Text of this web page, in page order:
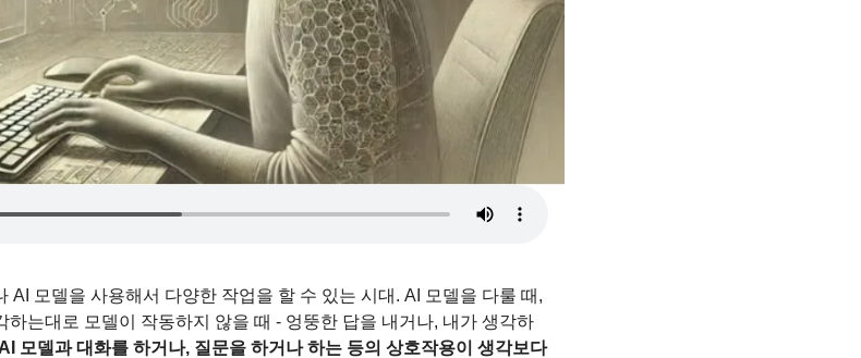
AI 모델을 사용해서 다양한 작업을 할 수 있는 시대. AI 모델을 다룰 때,
는대로 모델이 작동하지 않을 때 - 엉뚱한 답을 내거나, 내가 생각하
AI 모델과 대화를 하거나, 질문을 하거나 하는 등의 상호작용이 생각보다